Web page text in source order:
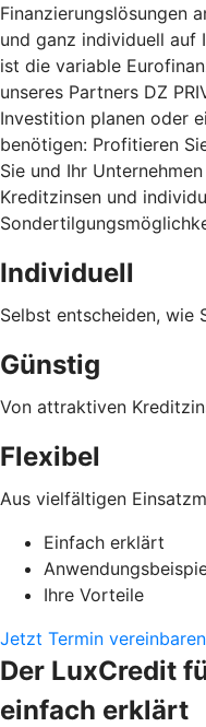
Finanzierungslösungen
und ganz individuell auf
ist die variable
unseres Partners DZ
Investition planen oder
benötigen: Profitieren
Sie und Ihr
Kreditzinsen und
Individuell
Selbst entscheiden, wie
Günstig
Von attraktiven
Flexibel
Aus vielfältigen
Einfach erklärt
Ihre Vorteile
Jetzt Termin vereinbaren
Der LuxCredit
einfach erklärt